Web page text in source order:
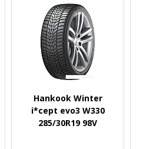
Hankook Winter
i*cept evo3 W330
285/30R19 98V